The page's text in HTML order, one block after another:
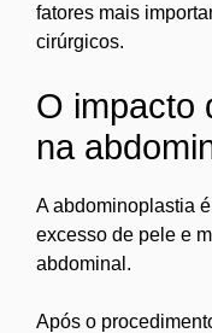
fatores mais
cirúrgicos.
O impacto
na
A abdominoplastia
excesso de pele e
abdominal.
Após o